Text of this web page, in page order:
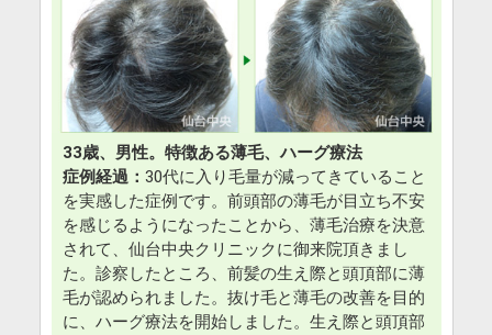
33歳、男性。特徴ある薄毛、ハーグ療法
症例経過： 30代に入り毛量が減ってきていること
を実感した症例です。前頭部の薄毛が目立ち不安
を感じるようになったことから、薄毛治療を決意
されて、仙台中央クリニックに御来院頂きまし
た。診察したところ、前髪の生え際と頭頂部に薄
毛が認められました。抜け毛と薄毛の改善を目的
に、ハーグ療法を開始しました。生え際と頭頂部